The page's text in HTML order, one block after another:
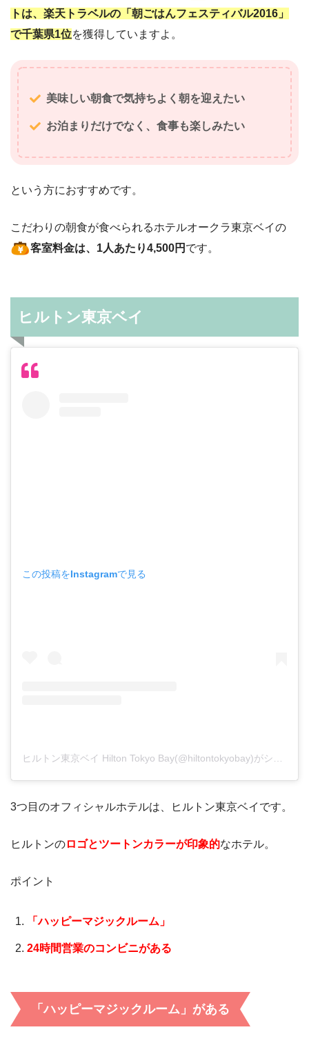
トは、 楽天トラベルの「 朝ごはんフェスティバル2016」
で千葉県1位を獲得していますよ。
美味しい朝食で気持ちよく朝を迎えたい
お泊まりだけでなく、食事も楽しみたい
という方におすすめです。
こだわりの朝食が食べられるホテルオークラ東京ベイの
客室料金は、1人あたり4,500円 です。
ヒルトン東京ベイ
この投稿をInstagramで見る
ヒルトン東京ベイ Hilton Tokyo Bay(@hiltontokyobay)がシェアした投稿
3つ目のオフィシャルホテルは、ヒルトン東京ベイです。
ヒルトンのロゴとツートンカラーが印象的なホテル。
ポイント
「ハッピーマジックルーム」
24時間営業のコンビニがある
「ハッピーマジックルーム」がある